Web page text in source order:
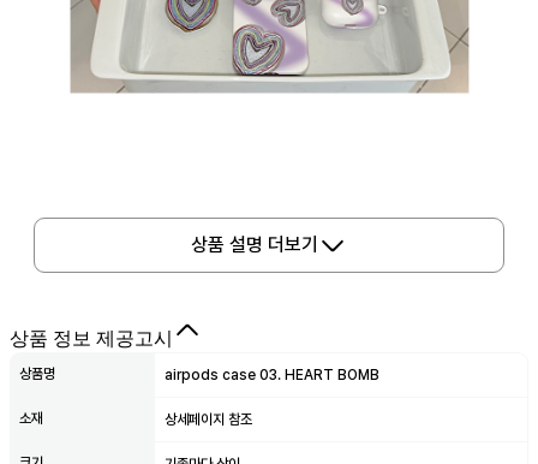
상품 설명 더보기
상품 정보 제공고시
상품명 airpods case 03. HEART BOMB
소재 상세페이지 참조